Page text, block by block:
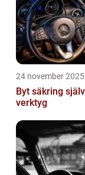
24 november 2025
Byt säkring
verktyg